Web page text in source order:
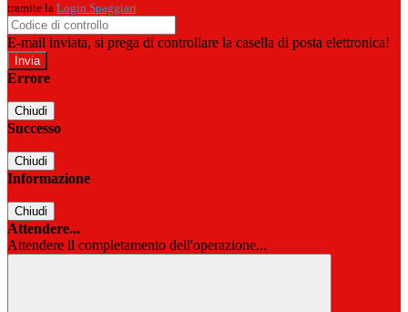
tramite la Login Spaggiari
E-mail inviata, si prega di controllare la casella di posta elettronica!
Errore
Chiudi
Successo
Chiudi
Informazione
Chiudi
Attendere...
Attendere il completamento dell'operazione...